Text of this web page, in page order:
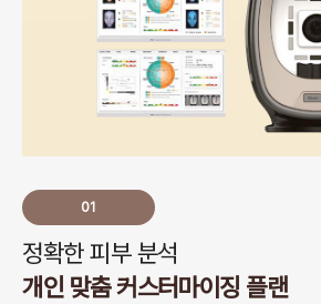
01
정확한 피부 분석
개인 맞춤 커스터마이징 플랜